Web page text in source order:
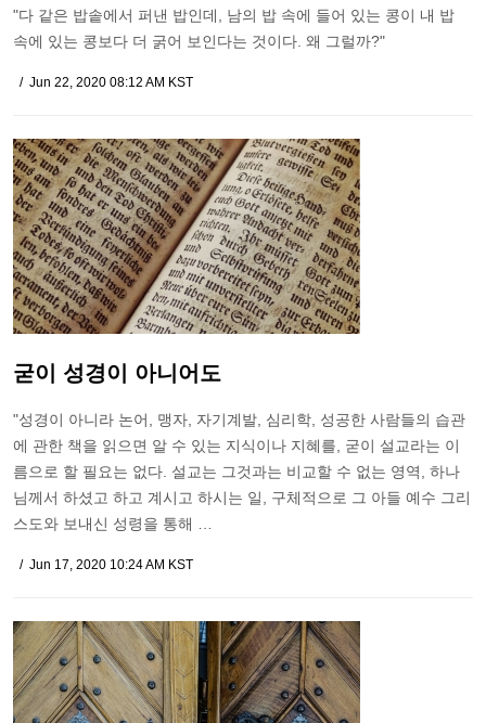
"다 같은 밥솥에서 퍼낸 밥인데, 남의 밥 속에 들어 있는 콩이 내 밥
속에 있는 콩보다 더 굵어 보인다는 것이다. 왜 그럴까?"
Jun 22, 2020 08:12 AM KST
굳이 성경이 아니어도
"성경이 아니라 논어, 맹자, 자기계발, 심리학, 성공한 사람들의 습관
에 관한 책을 읽으면 알 수 있는 지식이나 지혜를, 굳이 설교라는 이
름으로 할 필요는 없다. 설교는 그것과는 비교할 수 없는 영역, 하나
님께서 하셨고 하고 계시고 하시는 일, 구체적으로 그 아들 예수 그리
스도와 보내신 성령을 통해 …
Jun 17, 2020 10:24 AM KST